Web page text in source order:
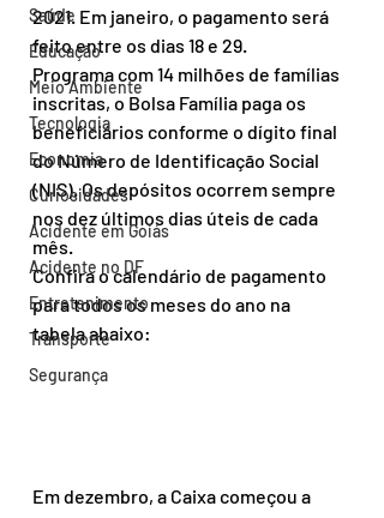
Saúde
Educação
Meio Ambiente
Tecnologia
Economia
Curiosidades
Acidente em Goiás
Acidente no DF
Entretenimento
Transporte
Segurança
2021. Em janeiro, o pagamento será
feito entre os dias 18 e 29.
Programa com 14 milhões de famílias
inscritas, o Bolsa Família paga os
beneficiários conforme o dígito final
do Número de Identificação Social
(NIS). Os depósitos ocorrem sempre
nos dez últimos dias úteis de cada
mês.
Confira o calendário de pagamento
para todos os meses do ano na
tabela abaixo:
Em dezembro, a Caixa começou a